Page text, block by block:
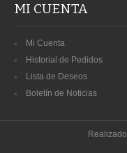
MI CUENTA
Mi Cuenta
Historial de Pedidos
Lista de Deseos
Boletín de Noticias